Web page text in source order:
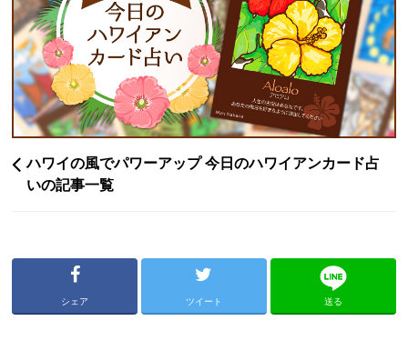
ハワイの風でパワーアップ 今日のハワイアンカード占
いの記事一覧
シェア ツイート 送る